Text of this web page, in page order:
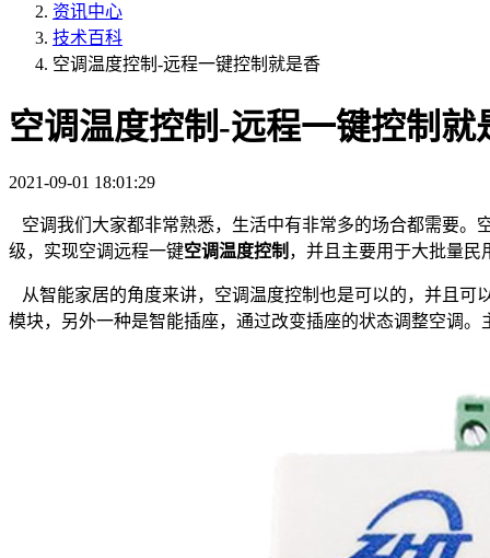
资讯中心
技术百科
空调温度控制-远程一键控制就是香
空调温度控制-远程一键控制就
2021-09-01 18:01:29
空调我们大家都非常熟悉，生活中有非常多的场合都需要。
级，实现空调远程一键空调温度控制 ，并且主要用于大批量民
从智能家居的角度来讲，空调温度控制也是可以的，并且可
模块，另外一种是智能插座，通过改变插座的状态调整空调。